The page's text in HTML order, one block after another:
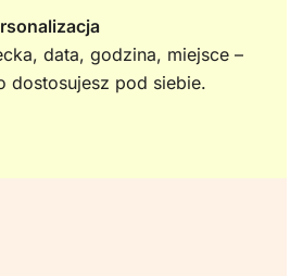
data, godzina, miejsce –
dostosujesz pod siebie.